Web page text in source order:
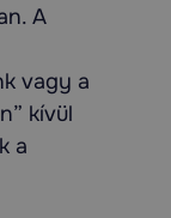
A
vagy a
kívül
a